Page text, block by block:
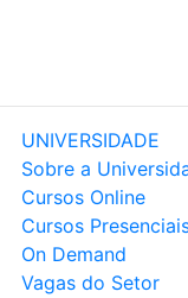
UNIVERSIDADE
Sobre a
Cursos Online
Cursos
On Demand
Vagas do Setor